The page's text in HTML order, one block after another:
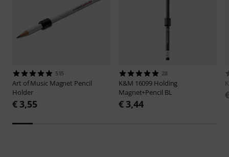
515
Art of Music Magnet Pencil
Holder
€ 3,55
28
K&M 16099 Holding
Magnet+Pencil BL
€ 3,44